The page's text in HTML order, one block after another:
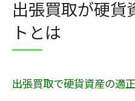
出張買取が硬貨
トとは
出張買取で硬貨資産の適